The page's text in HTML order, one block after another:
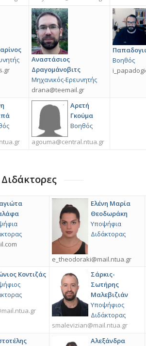
Αναστάσιος
Δραγομάνοβιτς
Μηχανικός-Ερευνητής
drana@teemail.gr
Βοηθός
Αρετή
Γκούμα
Βοηθός
agouma@central.ntua.gr
Ελένη Μαρία
Θεοδωράκη
Υποψήφια
Διδάκτορας
e_theodoraki@mail.ntua.gr
Κοντιζάς
Σάρκις-
Σωτήρης
Μαλεβιζιάν
Υποψήφιος
Διδάκτορας
smalevizian@mail.ntua.gr
Αλεξάνδρα